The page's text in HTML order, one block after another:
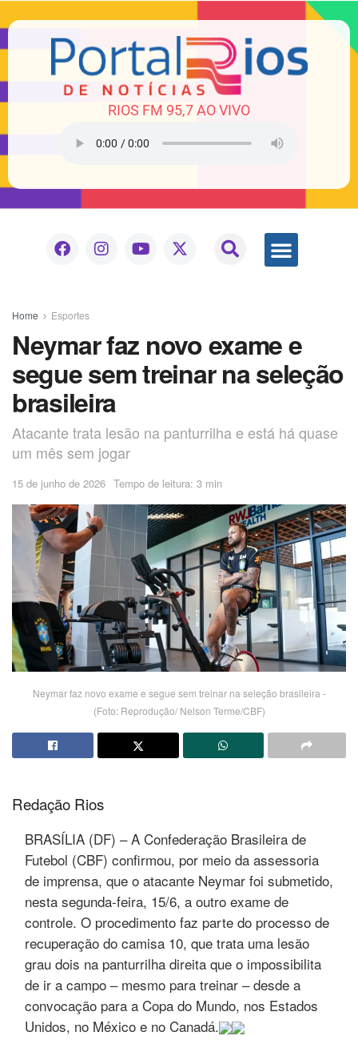
RIOS FM 95,7 AO VIVO
Home Esportes
Neymar faz novo exame e
segue sem treinar na seleção
brasileira
Atacante trata lesão na panturrilha e está há quase
um mês sem jogar
15 de junho de 2026 Tempo de leitura: 3 min
Neymar faz novo exame e segue sem treinar na seleção brasileira -
(Foto: Reprodução/ Nelson Terme/CBF)
Redação Rios
BRASÍLIA (DF) – A Confederação Brasileira de
Futebol (CBF) confirmou, por meio da assessoria
de imprensa, que o atacante Neymar foi submetido,
nesta segunda-feira, 15/6, a outro exame de
controle. O procedimento faz parte do processo de
recuperação do camisa 10, que trata uma lesão
grau dois na panturrilha direita que o impossibilita
de ir a campo – mesmo para treinar – desde a
convocação para a Copa do Mundo, nos Estados
Unidos, no México e no Canadá.